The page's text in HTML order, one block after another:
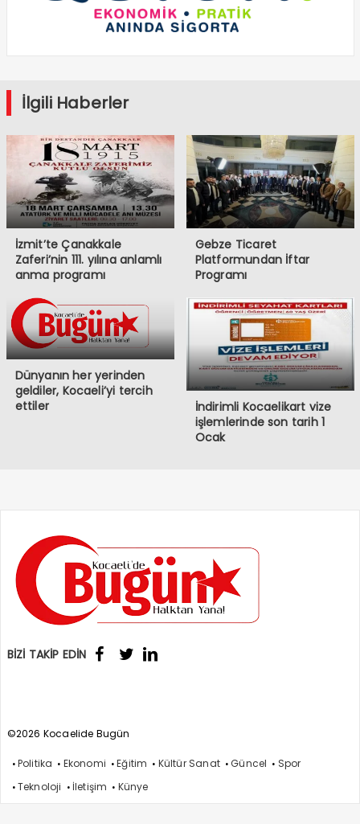
İlgili Haberler
İzmit’te Çanakkale
Zaferi’nin 111. yılına anlamlı
anma programı
Gebze Ticaret
Platformundan İftar
Programı
Dünyanın her yerinden
geldiler, Kocaeli’yi tercih
ettiler
İndirimli Kocaelikart vize
işlemlerinde son tarih 1
Ocak
BİZİ TAKİP EDİN
©2026 Kocaelide Bugün
Politika Ekonomi Eğitim Kültür Sanat Güncel
Spor
Teknoloji
İletişim Künye